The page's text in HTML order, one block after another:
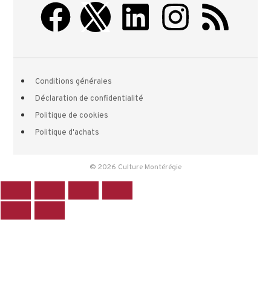
Conditions générales
Déclaration de confidentialité
Politique de cookies
Politique d'achats
© 2026 Culture Montérégie